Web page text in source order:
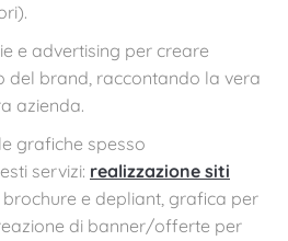
e advertising per creare
del brand, raccontando la vera
azienda.
grafiche spesso
servizi: realizzazione siti
e depliant, grafica per
di banner/offerte per